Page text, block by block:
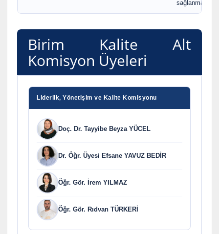
sağlanması
Birim Kalite Alt
Komisyon Üyeleri
Liderlik, Yönetişim ve Kalite Komisyonu
Doç. Dr. Tayyibe Beyza YÜCEL
Dr. Öğr. Üyesi Efsane YAVUZ BEDİR
Öğr. Gör. İrem YILMAZ
Öğr. Gör. Rıdvan TÜRKERİ